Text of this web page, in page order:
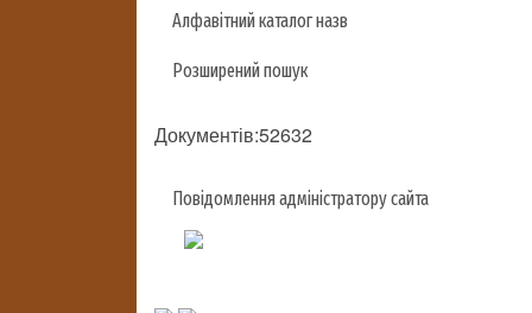
Алфавітний каталог назв
Розширений пошук
Документів:52632
Повідомлення адміністратору сайта